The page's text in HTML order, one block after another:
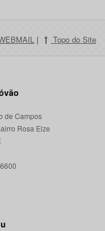
| Topo do Site
de Campos
Rosa Elze